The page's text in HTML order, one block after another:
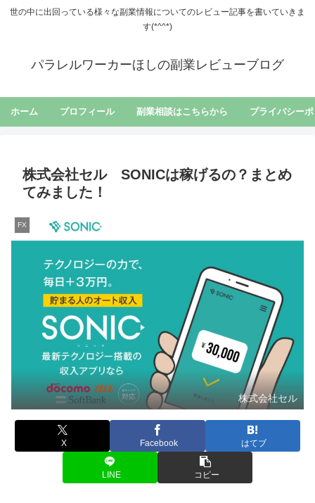
世の中に出回っている様々な副業情報についてのレビュー記事を書いていきま
す(*^^*)
パラレルワーカーほしの副業レビューブログ
ホーム プロフィール 副業相談はこちらから プライバシー
株式会社セル SONICは稼げるの？まとめ
てみました！
FX
株式会社セル
X Facebook はてブ
LINE コピー